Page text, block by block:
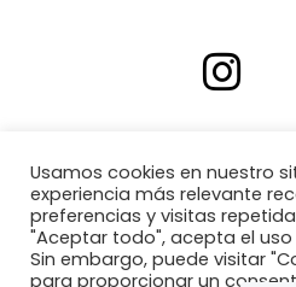
Usamos cookies en nuestro
experiencia más relevante
preferencias y visitas
"Aceptar todo", acepta el uso
Sin embargo, puede visitar
para proporcionar un